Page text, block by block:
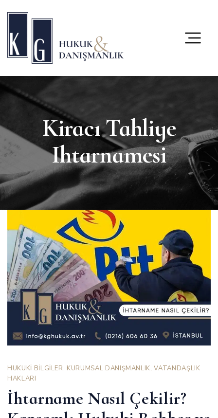
Kiracı Tahliye
Ihtarnamesi
HUKUKİ BİLGİLER, KURUMSAL DANIŞMANLIK,VATANDAŞLIK
HAKLARI
İhtarname Nasıl Çekilir?